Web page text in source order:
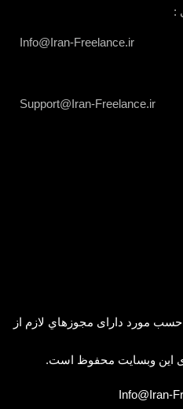
:
Info@Iran-Freelance.ir
Support@Iran-Freelance.ir
حسب مورد دارای مجوزهاي لازم از
این وبسایت محفوظ است.
Info@Iran-